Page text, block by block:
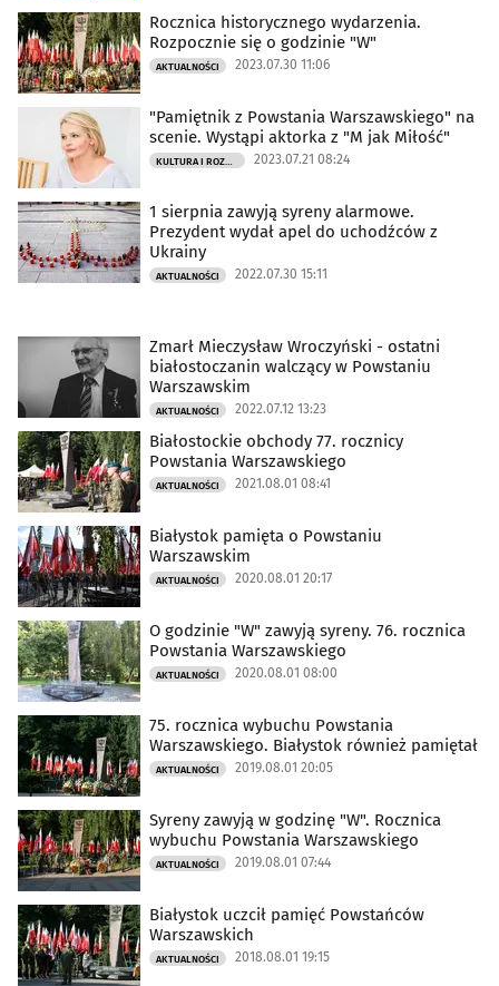
Rocznica historycznego wydarzenia.
Rozpocznie się o godzinie "W"
AKTUALNOŚCI 2023.07.30 11:06
"Pamiętnik z Powstania Warszawskiego" na
scenie. Wystąpi aktorka z "M jak Miłość"
2023.07.21 08:24
1 sierpnia zawyją syreny alarmowe.
Prezydent wydał apel do uchodźców z
Ukrainy
AKTUALNOŚCI 2022.07.30 15:11
Zmarł Mieczysław Wroczyński - ostatni
białostoczanin walczący w Powstaniu
Warszawskim
AKTUALNOŚCI 2022.07.12 13:23
Białostockie obchody 77. rocznicy
Powstania Warszawskiego
AKTUALNOŚCI 2021.08.01 08:41
Białystok pamięta o Powstaniu
Warszawskim
AKTUALNOŚCI 2020.08.01 20:17
O godzinie "W" zawyją syreny. 76. rocznica
Powstania Warszawskiego
AKTUALNOŚCI 2020.08.01 08:00
75. rocznica wybuchu Powstania
Warszawskiego. Białystok również pamiętał
AKTUALNOŚCI 2019.08.01 20:05
Syreny zawyją w godzinę "W". Rocznica
wybuchu Powstania Warszawskiego
AKTUALNOŚCI 2019.08.01 07:44
Białystok uczcił pamięć Powstańców
Warszawskich
AKTUALNOŚCI 2018.08.01 19:15